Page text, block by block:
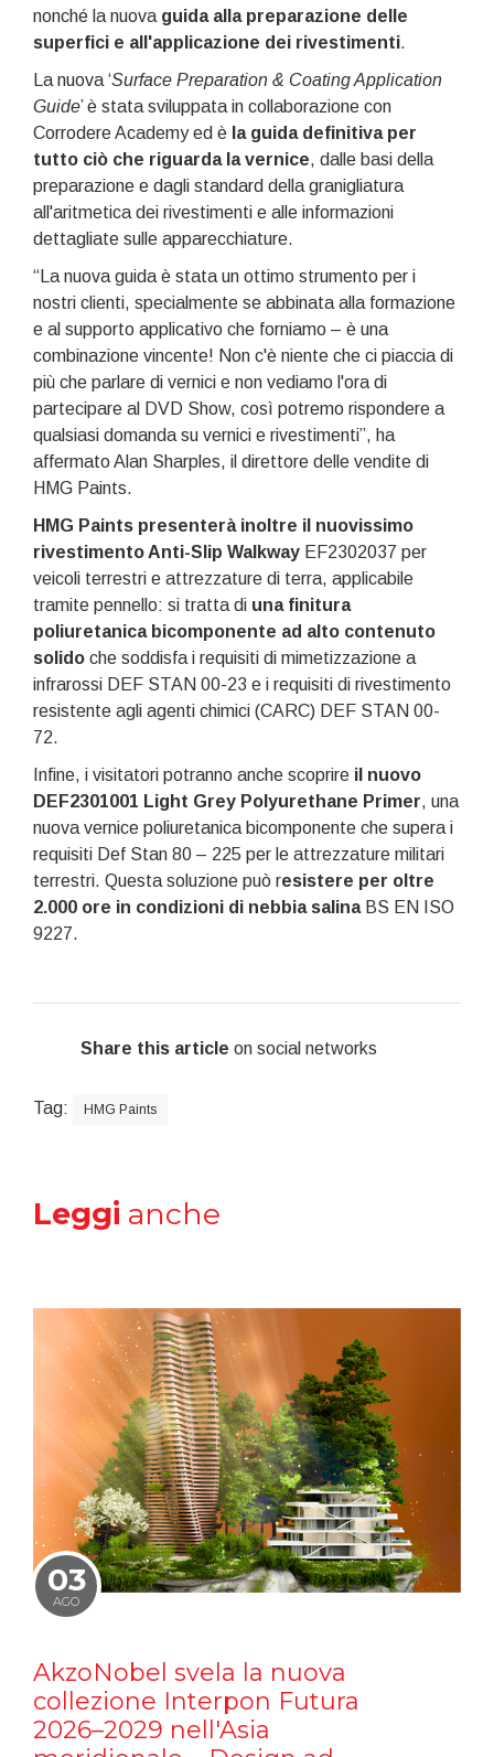
nonché la nuova guida alla preparazione delle
superfici e all'applicazione dei rivestimenti.
La nuova ‘Surface Preparation & Coating Application
Guide’ è stata sviluppata in collaborazione con
Corrodere Academy ed è la guida definitiva per
tutto ciò che riguarda la vernice, dalle basi della
preparazione e dagli standard della granigliatura
all'aritmetica dei rivestimenti e alle informazioni
dettagliate sulle apparecchiature.
“La nuova guida è stata un ottimo strumento per i
nostri clienti, specialmente se abbinata alla formazione
e al supporto applicativo che forniamo – è una
combinazione vincente! Non c'è niente che ci piaccia di
più che parlare di vernici e non vediamo l'ora di
partecipare al DVD Show, così potremo rispondere a
qualsiasi domanda su vernici e rivestimenti”, ha
affermato Alan Sharples, il direttore delle vendite di
HMG Paints.
HMG Paints presenterà inoltre il nuovissimo
rivestimento Anti-Slip Walkway EF2302037 per
veicoli terrestri e attrezzature di terra, applicabile
tramite pennello: si tratta di una finitura
poliuretanica bicomponente ad alto contenuto
solido che soddisfa i requisiti di mimetizzazione a
infrarossi DEF STAN 00-23 e i requisiti di rivestimento
resistente agli agenti chimici (CARC) DEF STAN 00-
72.
Infine, i visitatori potranno anche scoprire il nuovo
DEF2301001 Light Grey Polyurethane Primer, una
nuova vernice poliuretanica bicomponente che supera i
requisiti Def Stan 80 – 225 per le attrezzature militari
terrestri. Questa soluzione può resistere per oltre
2.000 ore in condizioni di nebbia salinaBS EN ISO
9227.
Share this article on social networks
Tag: HMG Paints
Leggi anche
03
AGO
AkzoNobel svela la nuova
collezione Interpon Futura
2026–2029 nell'Asia